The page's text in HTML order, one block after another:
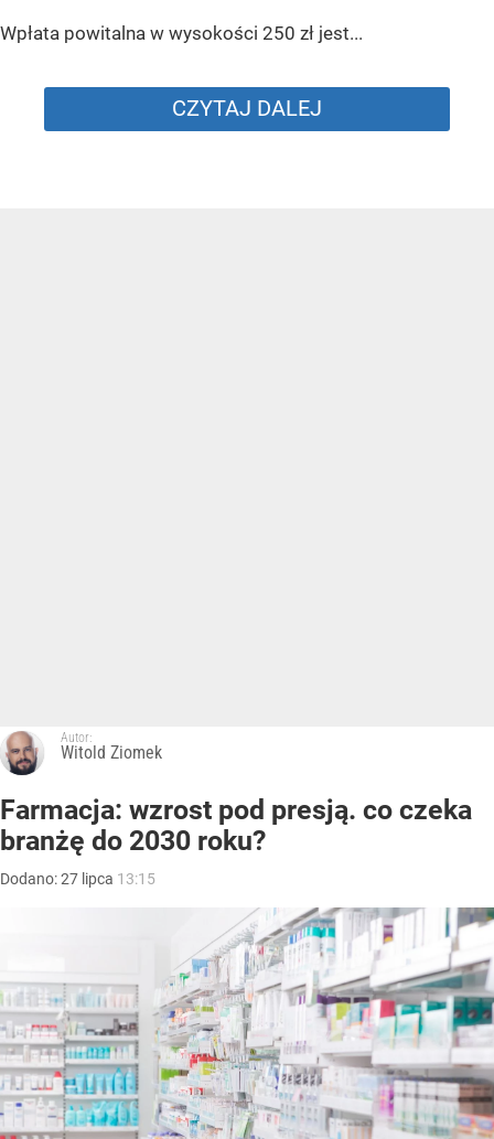
Wpłata powitalna w wysokości 250 zł jest...
CZYTAJ DALEJ
Autor:
Witold Ziomek
Farmacja: wzrost pod presją. co czeka
branżę do 2030 roku?
Dodano:27 lipca 13:15